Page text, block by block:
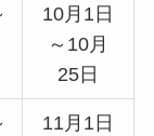
10月1日
～10月
25日
11月1日